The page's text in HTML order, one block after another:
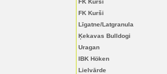
FK Kurši
FK Kurši
Līgatne/Latgranula
Ķekavas Bulldogi
Uragan
IBK Höken
Lielvārde